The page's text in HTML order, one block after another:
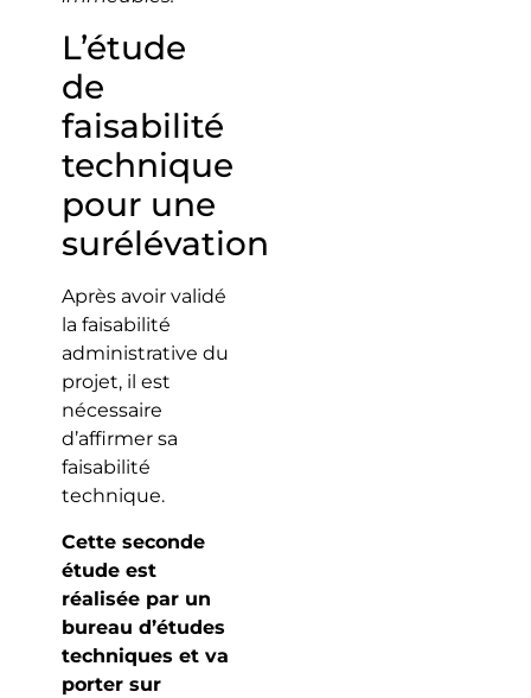
L’étude
de
faisabilité
technique
pour une
surélévation
Après avoir validé
la faisabilité
administrative du
projet, il est
nécessaire
d’affirmer sa
faisabilité
technique.
Cette seconde
étude est
réalisée par un
bureau d’études
techniques et va
porter sur